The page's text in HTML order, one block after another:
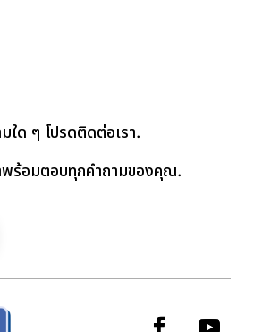
ใด ๆ โปรดติดต่อเรา.
พร้อมตอบทุกคำถามของคุณ.